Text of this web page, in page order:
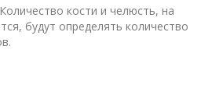
кости и челюсть, на
будут определять количество